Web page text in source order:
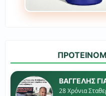
ΒΑΓΓΕΛΗΣ
28 Χρόνια